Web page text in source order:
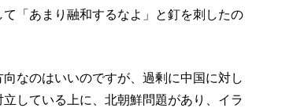
「あまり融和するなよ」と釘を刺したの
なのはいいのですが、過剰に中国に対し
している上に、北朝鮮問題があり、イラ